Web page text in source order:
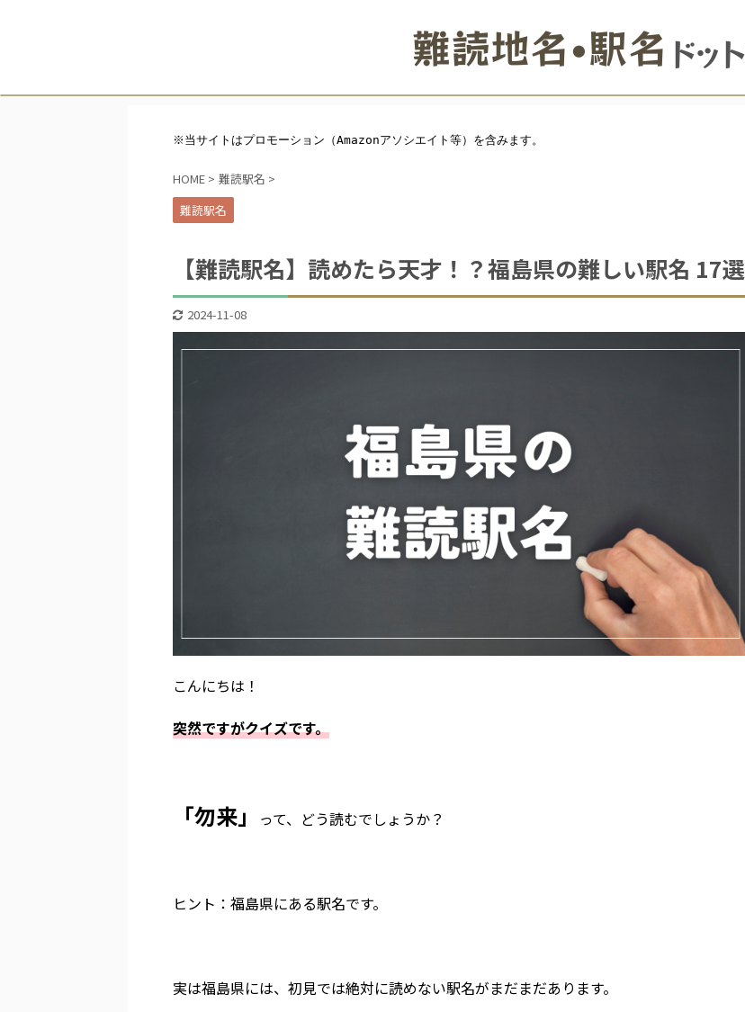
※当サイトはプロモーション（Amazonアソシエイト等）を含みます。
HOME > 難読駅名 >
難読駅名
【難読駅名】読めたら天才！？福島県の難しい駅名 17選
2024-11-08
こんにちは！
突然ですがクイズです。
「勿来」 って、どう読むでしょうか？
ヒント：福島県にある駅名です。
実は福島県には、初見では絶対に読めない駅名がまだまだあります。